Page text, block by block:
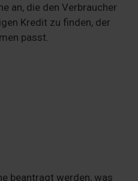
an, die den Verbraucher
Kredit zu finden, der
passt.
beantragt werden, was